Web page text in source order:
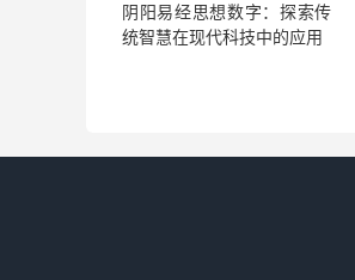
阴阳易经思想数字：探索传
统智慧在现代科技中的应用